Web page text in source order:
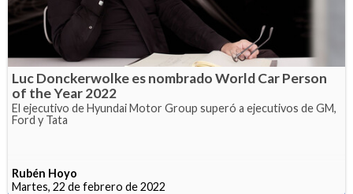
Luc Donckerwolke es nombrado World Car Person
of the Year 2022
El ejecutivo de Hyundai Motor Group superó a ejecutivos de GM,
Ford y Tata
Rubén Hoyo
Martes, 22 de febrero de 2022